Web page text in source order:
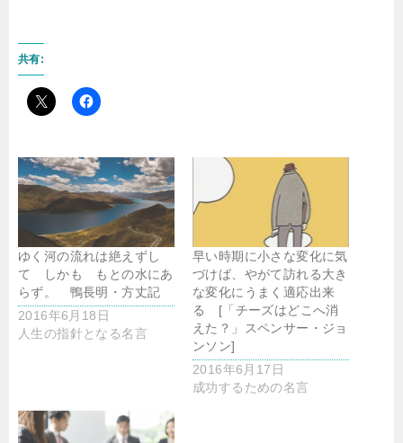
共有:
ゆく河の流れは絶えずし
て しかも もとの水にあ
らず。 鴨長明・方丈記
2016年6月18日
人生の指針となる名言
早い時期に小さな変化に気
づけば、やがて訪れる大き
な変化にうまく適応出来
る [「チーズはどこへ消
えた？」スペンサー・ジョ
ンソン]
2016年6月17日
成功するための名言